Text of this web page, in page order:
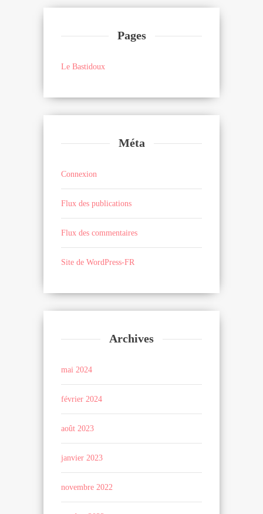
Pages
Le Bastidoux
Méta
Connexion
Flux des publications
Flux des commentaires
Site de WordPress-FR
Archives
mai 2024
février 2024
août 2023
janvier 2023
novembre 2022